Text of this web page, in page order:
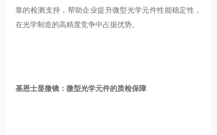
靠的检测支持，帮助企业提升微型光学元件性能稳定性，
在光学制造的高精度竞争中占据优势。
基恩士显微镜：微型光学元件的质检保障